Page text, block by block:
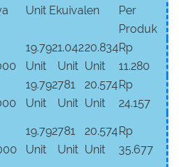
Unit Ekuivalen
Per
Produk
19.792
Unit
1.042
Unit
20.834
Unit
Rp
11.280
19.792
Unit
781
Unit
20.574
Unit
Rp
24.157
19.792
Unit
781
Unit
20.574
Unit
Rp
35.677